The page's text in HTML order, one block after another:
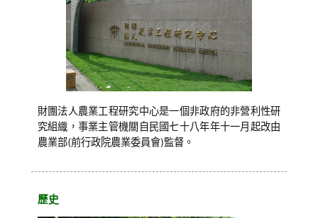
財團法人農業工程研究中心是一個非政府的非營利性研
究組織，事業主管機關自民國七十八年年十一月起改由
農業部(前行政院農業委員會)監督。
歷史